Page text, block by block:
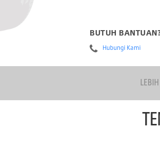
BUTUH
Hubungi Kami